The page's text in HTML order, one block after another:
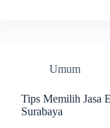
Umum
Tips Memilih Jasa
Surabaya